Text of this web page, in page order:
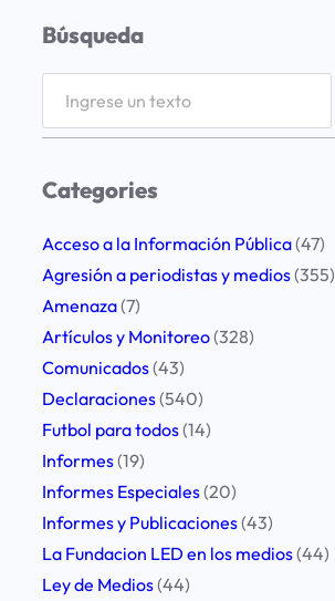
Búsqueda
r
h
Categories
Acceso a la Información Pública(47)
Agresión a periodistas y medios(355)
Amenaza(7)
Artículos y Monitoreo(328)
Comunicados(43)
Declaraciones(540)
Futbol para todos(14)
Informes(19)
Informes Especiales(20)
Informes y Publicaciones(43)
La Fundacion LED en los medios(44)
Ley de Medios(44)